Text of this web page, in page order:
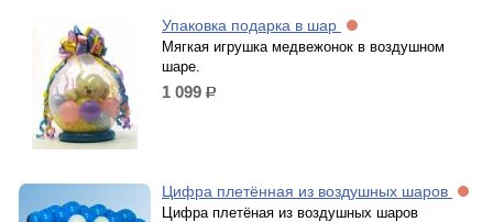
Упаковка подарка в шар
Мягкая игрушка медвежонок в воздушном
шаре.
1 099 р.
Цифра плетённая из воздушных шаров
Цифра плетёная из воздушных шаров